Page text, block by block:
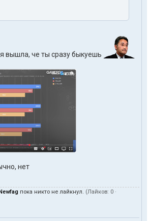
вышла, че ты сразу быкуешь
нет
пока никто не лайкнул. (Лайков: 0 ·